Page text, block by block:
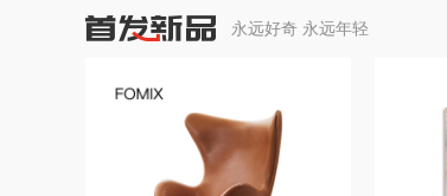
永远好奇 永远年轻